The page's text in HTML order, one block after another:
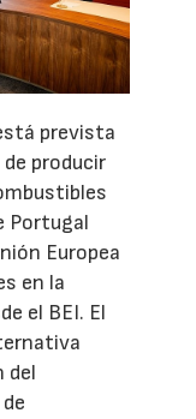
prevista
producir
Portugal
Europea
en la
el BEI. El
del